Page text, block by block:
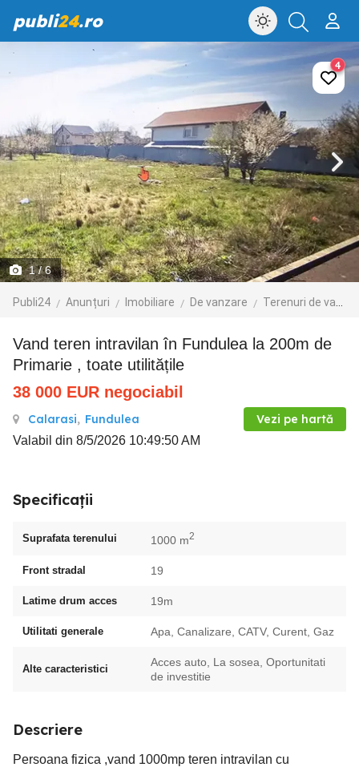
publi24.ro
1/ 6
Publi24 Anunțuri Imobiliare De vanzare Terenuri de vanzare
4
Vand teren intravilan în Fundulea la 200m de
Primarie , toate utilitățile
38 000 EUR negociabil
Calarasi, Fundulea Vezi pe hartă
Valabil din 8/5/2026 10:49:50 AM
Specificații
Suprafata terenului 1000 m2
Front stradal 19
Latime drum acces 19m
Utilitati generale Apa, Canalizare, CATV, Curent, Gaz
Alte caracteristici
Acces auto, La sosea, Oportunitati
de investitie
Descriere
Persoana fizica ,vand 1000mp teren intravilan cu